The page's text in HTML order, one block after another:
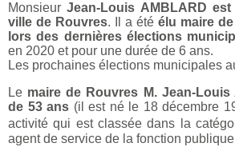
MonsieurJean-Louis AMBLARD
ville de Rouvres. Il a été élu maire
lors des dernières élections
en 2020 et pour une durée de 6 ans.
Les prochaines élections municipales
Le maire de Rouvres M. Jean-
de 53 ans (il est né le 18 décembre
activité qui est classée dans la
agent de service de la fonction